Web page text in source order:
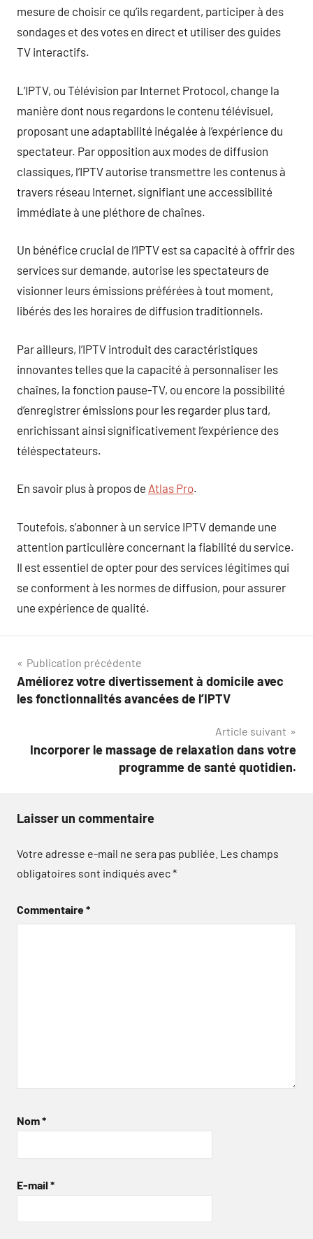
mesure de choisir ce qu’ils regardent, participer à des
sondages et des votes en direct et utiliser des guides
TV interactifs.
L’IPTV, ou Télévision par Internet Protocol, change la
manière dont nous regardons le contenu télévisuel,
proposant une adaptabilité inégalée à l’expérience du
spectateur. Par opposition aux modes de diffusion
classiques, l’IPTV autorise transmettre les contenus à
travers réseau Internet, signifiant une accessibilité
immédiate à une pléthore de chaînes.
Un bénéfice crucial de l’IPTV est sa capacité à offrir des
services sur demande, autorise les spectateurs de
visionner leurs émissions préférées à tout moment,
libérés des les horaires de diffusion traditionnels.
Par ailleurs, l’IPTV introduit des caractéristiques
innovantes telles que la capacité à personnaliser les
chaînes, la fonction pause-TV, ou encore la possibilité
d’enregistrer émissions pour les regarder plus tard,
enrichissant ainsi significativement l’expérience des
téléspectateurs.
En savoir plus à propos de Atlas Pro.
Toutefois, s’abonner à un service IPTV demande une
attention particulière concernant la fiabilité du service.
Il est essentiel de opter pour des services légitimes qui
se conforment à les normes de diffusion, pour assurer
une expérience de qualité.
Navigation
de
Publication précédente
Améliorez votre divertissement à domicile avec
les fonctionnalités avancées de l’IPTV
Article suivant
Incorporer le massage de relaxation dans votre
programme de santé quotidien.
Laisser un commentaire
Votre adresse e-mail ne sera pas publiée. Les champs
obligatoires sont indiqués avec*
Commentaire*
Nom*
E-mail *